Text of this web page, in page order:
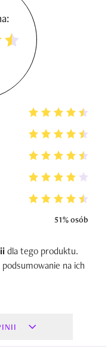
51% osób
dla tego produktu.
na ich